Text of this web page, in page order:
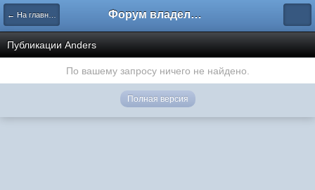
← На главную Форум владельцев интернет-магазинов
Публикации Anders
По вашему запросу ничего не найдено.
Полная версия